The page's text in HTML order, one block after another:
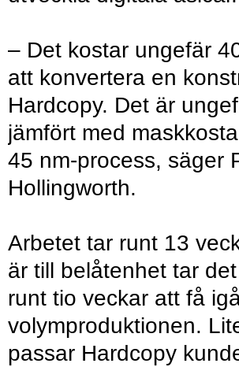
– Det kostar ungefär
att konvertera en
Hardcopy. Det är
jämfört med
45 nm-process, säger
Hollingworth.
Arbetet tar runt 13
är till belåtenhet tar
runt tio veckar att få
volymproduktionen.
passar Hardcopy